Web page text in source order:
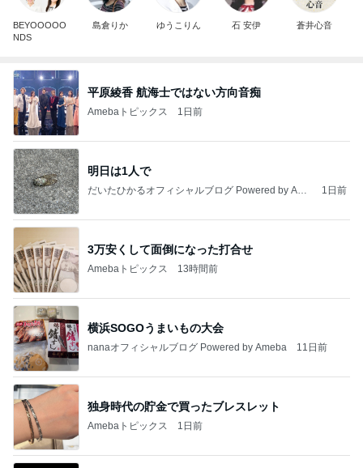
BEYOOOOO
NDS
島倉りか ゆうこりん 石 安伊 蒼井心音
平原綾香 航海士ではない方向音痴
Amebaトピックス 1日前
明日は1人で
だいたひかるオフィシャルブログ Powered by Ame
1日前
3万安くして面倒になった打合せ
Amebaトピックス 13時間前
横浜SOGOうまいもの大会
nanaオフィシャルブログ Powered by Ameba 11日前
独身時代の貯金で買ったブレスレット
Amebaトピックス 1日前